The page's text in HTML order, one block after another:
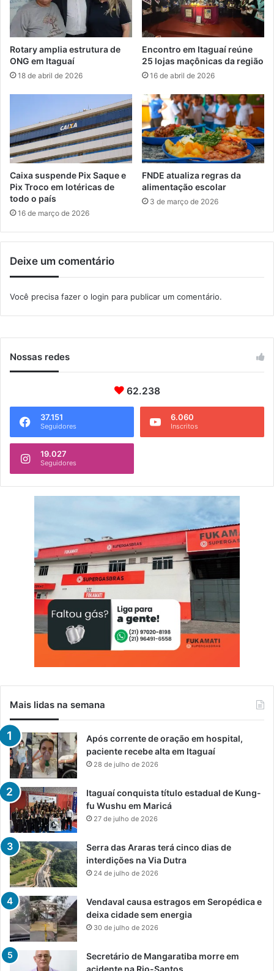
a
e
i
d
a
e
t
a
g
a
í
n
h
o
r
g
u
r
i
z
a
r
a
t
n
i
n
e
e
r
d
M
a
e
i
a
Rotary amplia estrutura de
ONG em Itaguaí
18 de abril de 2026
Encontro em Itaguaí reúne
25 lojas maçônicas da região
16 de abril de 2026
Caixa suspende Pix Saque e
Pix Troco em lotéricas de
todo o país
16 de março de 2026
FNDE atualiza regras da
alimentação escolar
3 de março de 2026
Deixe um comentário
Você precisa fazer o login para publicar um comentário.
Nossas redes
62.238
37.151
Seguidores
6.060
Inscritos
19.027
Seguidores
Mais lidas na semana
Após corrente de oração em hospital,
paciente recebe alta em Itaguaí
28 de julho de 2026
Itaguaí conquista título estadual de Kung-
fu Wushu em Maricá
27 de julho de 2026
Serra das Araras terá cinco dias de
interdições na Via Dutra
24 de julho de 2026
Vendaval causa estragos em Seropédica e
deixa cidade sem energia
30 de julho de 2026
Secretário de Mangaratiba morre em
acidente na Rio-Santos